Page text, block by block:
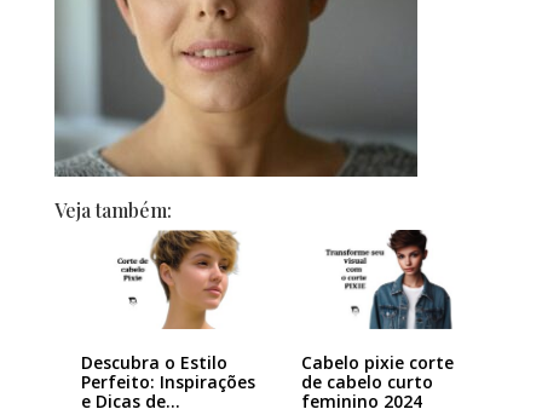
Veja também:
Descubra o Estilo
Perfeito: Inspirações
e Dicas de…
Cabelo pixie corte
de cabelo curto
feminino 2024